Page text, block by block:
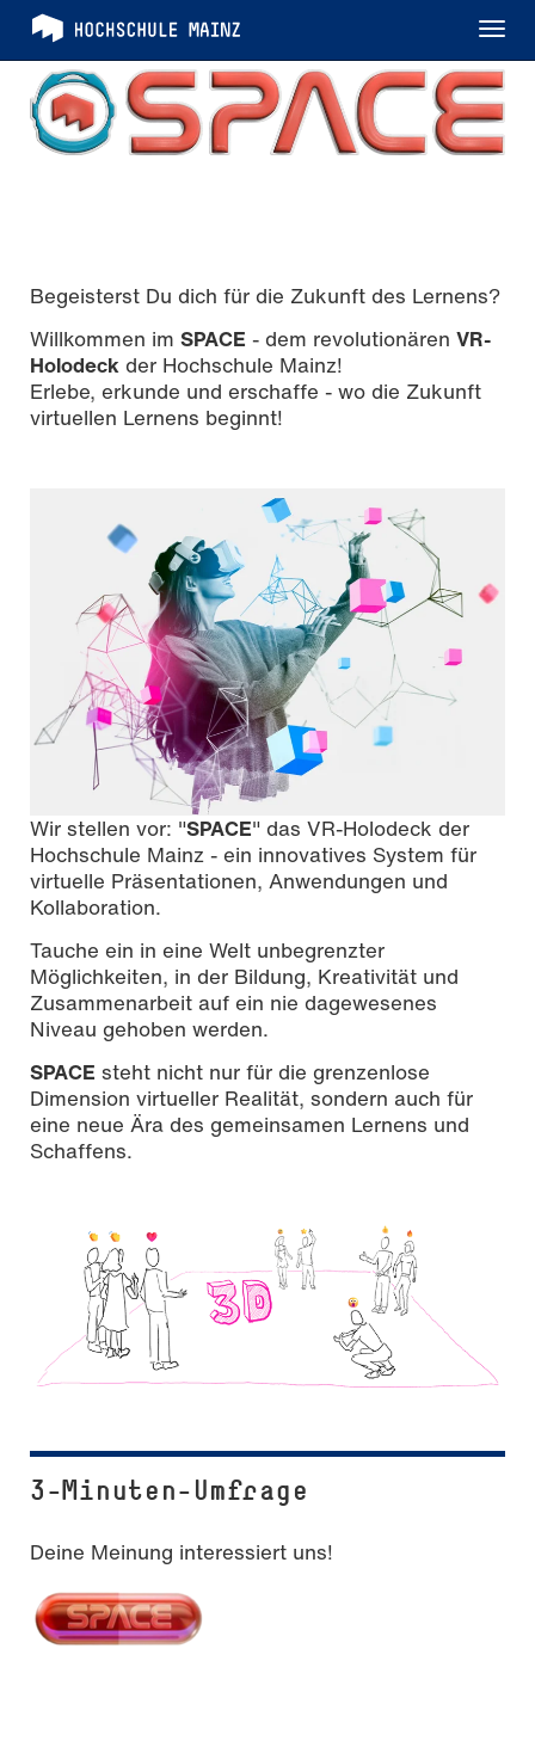
Begeisterst Du dich für die Zukunft des Lernens?
Willkommen im SPACE - dem revolutionären VR-
Holodeck der Hochschule Mainz!
Erlebe, erkunde und erschaffe - wo die Zukunft
virtuellen Lernens beginnt!
Wir stellen vor: "SPACE" das VR-Holodeck der
Hochschule Mainz - ein innovatives System für
virtuelle Präsentationen, Anwendungen und
Kollaboration.
Tauche ein in eine Welt unbegrenzter
Möglichkeiten, in der Bildung, Kreativität und
Zusammenarbeit auf ein nie dagewesenes
Niveau gehoben werden.
SPACE steht nicht nur für die grenzenlose
Dimension virtueller Realität, sondern auch für
eine neue Ära des gemeinsamen Lernens und
Schaffens.
3-Minuten-Umfrage
Deine Meinung interessiert uns!